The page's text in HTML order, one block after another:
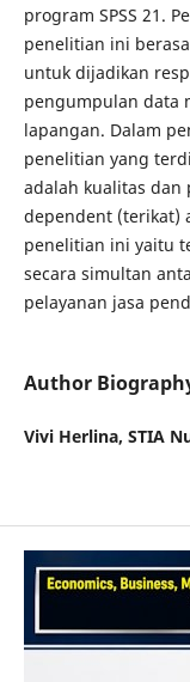
program SPSS 21.
penelitian ini
untuk dijadikan
pengumpulan data
lapangan. Dalam
penelitian yang
adalah kualitas dan
dependent (terikat)
penelitian ini yaitu
secara simultan
pelayanan jasa
Author
Vivi Herlina, STIA